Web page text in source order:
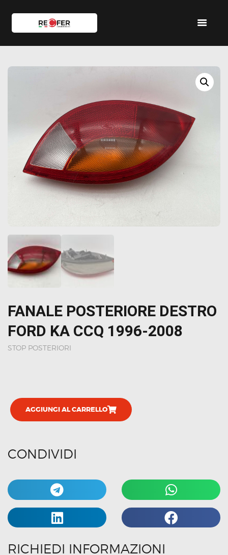
HOME
ACCOUNT
FANALE POSTERIORE DESTRO
FORD KA CCQ 1996-2008
STOP POSTERIORI
AGGIUNGI AL CARRELLO
CONDIVIDI
RICHIEDI INFORMAZIONI